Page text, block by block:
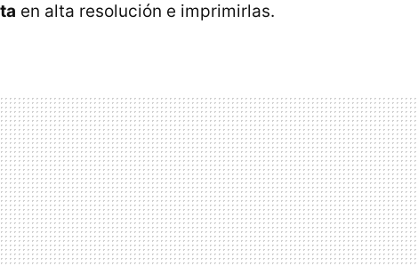
en alta resolución e imprimirlas.